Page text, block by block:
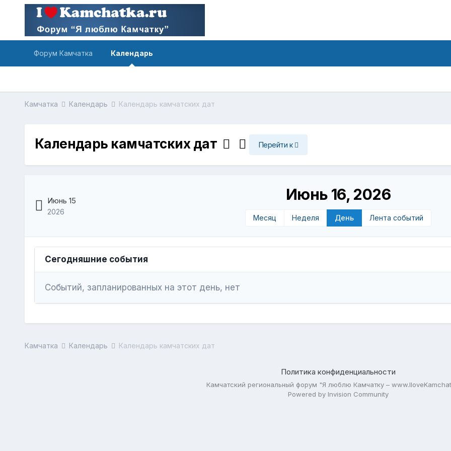
Форум Камчатка Календарь
Камчатка Календарь Календарь камчатских дат
Календарь камчатских дат Перейти к
Июнь 15
2026
Июнь 16, 2026
Месяц Неделя День Лента событий
Сегодняшние события
Событий, запланированных на этот день, нет
Камчатка Календарь Календарь камчатских дат
Политика конфиденциальности
Камчатский региональный форум "Я люблю Камчатку –
Powered by Invision Community